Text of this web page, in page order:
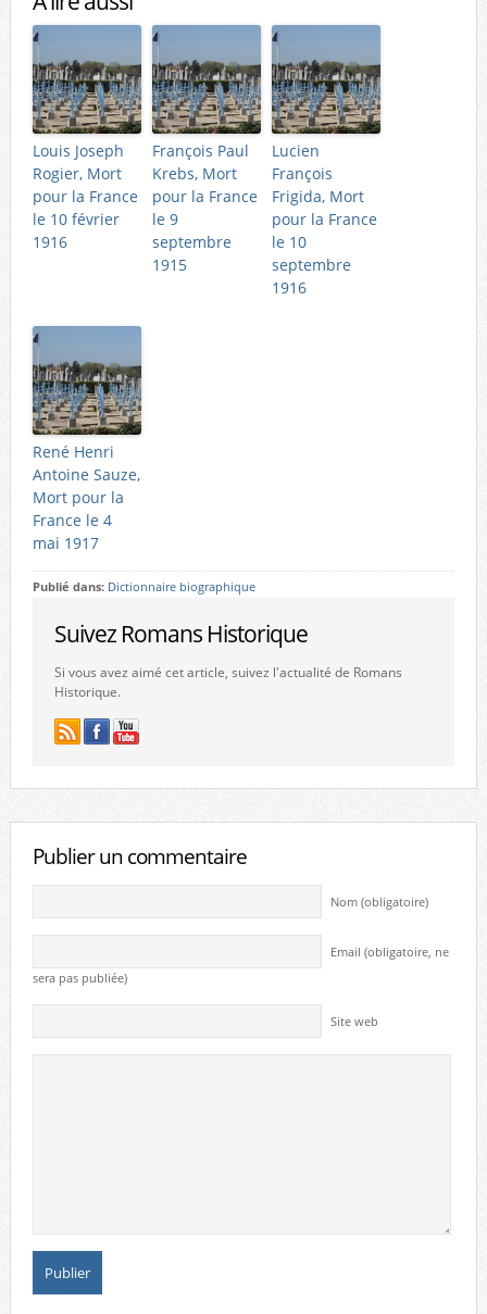
Louis Joseph
Rogier, Mort
pour la France
le 10 février
1916
François Paul
Krebs, Mort
pour la France
le 9
septembre
1915
Lucien
François
Frigida, Mort
pour la France
le 10
septembre
1916
René Henri
Antoine Sauze,
Mort pour la
France le 4
mai 1917
Publié dans: Dictionnaire biographique
Suivez Romans Historique
Si vous avez aimé cet article, suivez l'actualité de Romans
Historique.
Publier un commentaire
Nom (obligatoire)
Email (obligatoire, ne
sera pas publiée)
Site web